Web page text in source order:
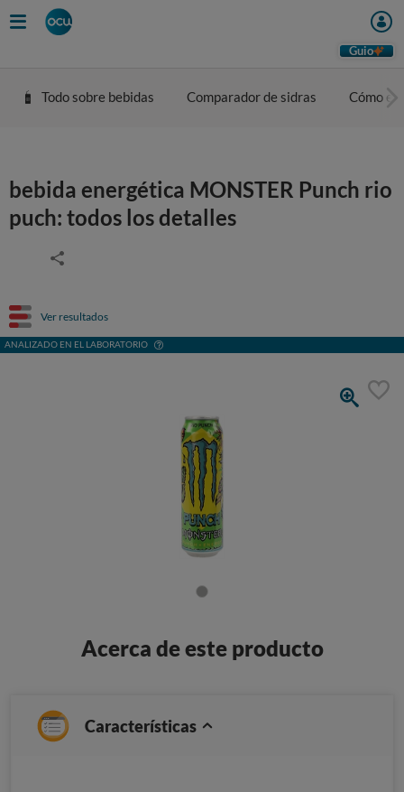
Guio
Todo sobre bebidas Comparador de sidras Cómo
bebida energética MONSTER Punch rio
puch: todos los detalles
Ver resultados
ANALIZADO EN EL LABORATORIO
Acerca de este producto
Características